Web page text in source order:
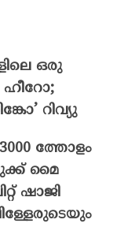
ഒരു
റിവ്യു
ത്തോളം
മൈ
ഷാജി